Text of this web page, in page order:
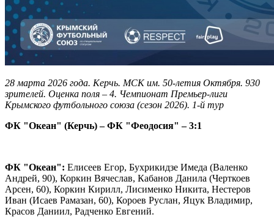
28 марта 2026 года. Керчь. МСК им. 50-летия Октября. 930
зрителей. Оценка поля – 4. Чемпионат Премьер-лиги
Крымского футбольного союза (сезон 2026). 1-й тур
ФК "Океан" (Керчь) – ФК "Феодосия" – 3:1
ФК "Океан": Елисеев Егор, Бухрикидзе Имеда (Валенко
Андрей, 90), Коркин Вячеслав, Кабанов Данила (Черткоев
Арсен, 60), Коркин Кирилл, Лисименко Никита, Нестеров
Иван (Исаев Рамазан, 60), Короев Руслан, Яцук Владимир,
Красов Даниил, Радченко Евгений.